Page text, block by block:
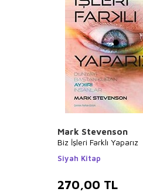
Mark Stevenson
Biz İşleri Farklı Yaparız
Siyah Kitap
270,00 TL